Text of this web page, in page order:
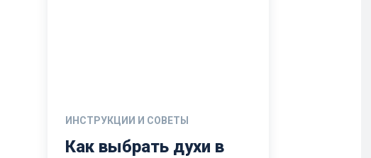
ИНСТРУКЦИИ И СОВЕТЫ
Как выбрать духи в